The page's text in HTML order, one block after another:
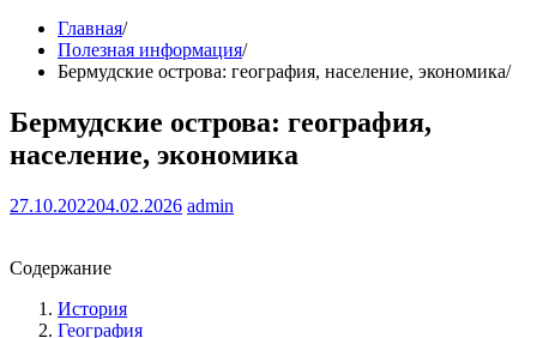
Главная
Полезная информация
Бермудские острова: география, население, экономика
Бермудские острова: география,
население, экономика
27.10.202204.02.2026 admin
Содержание
История
География